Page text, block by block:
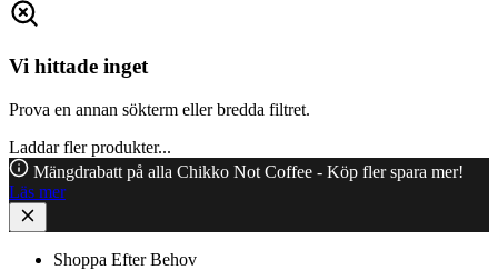
Vi hittade inget
Prova en annan sökterm eller bredda filtret.
Laddar fler produkter...
Mängdrabatt på alla Chikko Not Coffee - Köp fler spara mer!
Läs mer
Shoppa Efter Behov